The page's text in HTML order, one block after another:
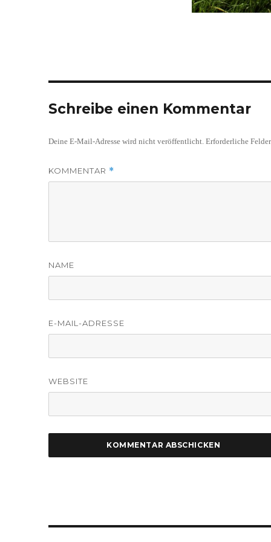
Schreibe einen Kommentar
Deine E-Mail-Adresse wird nicht veröffentlicht. Erforderliche
KOMMENTAR *
NAME
E-MAIL-ADRESSE
WEBSITE